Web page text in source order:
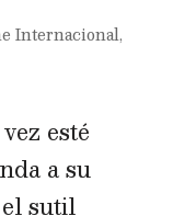
Internacional,
esté
a su
sutil